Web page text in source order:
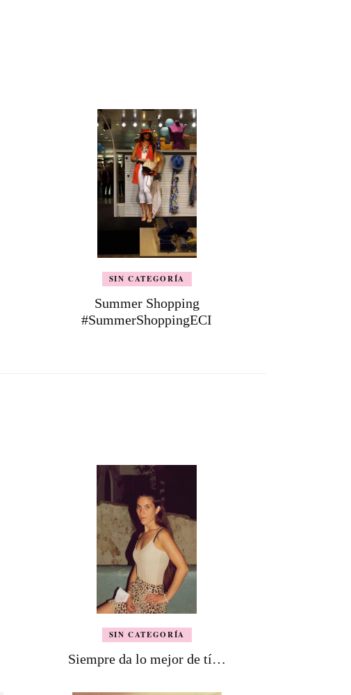
SIN CATEGORÍA
Summer Shopping
#SummerShoppingECI
SIN CATEGORÍA
Siempre da lo mejor de tí…